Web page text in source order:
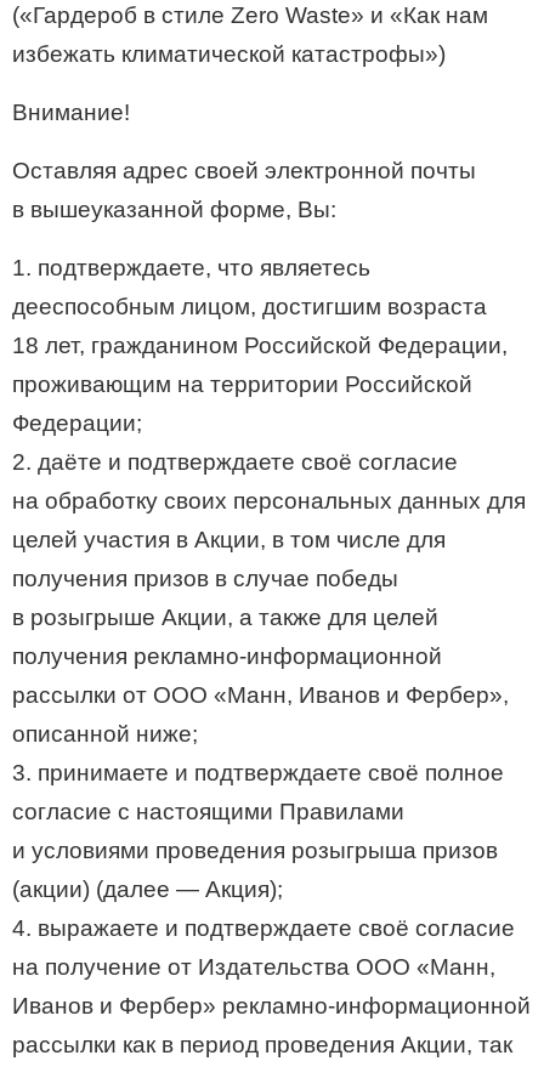
(«Гардероб в стиле Zero Waste» и «Как нам
избежать климатической катастрофы»)
Внимание!
Оставляя адрес своей электронной почты
в вышеуказанной форме, Вы:
1. подтверждаете, что являетесь
дееспособным лицом, достигшим возраста
18 лет, гражданином Российской Федерации,
проживающим на территории Российской
Федерации;
2. даёте и подтверждаете своё согласие
на обработку своих персональных данных для
целей участия в Акции, в том числе для
получения призов в случае победы
в розыгрыше Акции, а также для целей
получения рекламно-информационной
рассылки от ООО «Манн, Иванов и Фербер»,
описанной ниже;
3. принимаете и подтверждаете своё полное
согласие с настоящими Правилами
и условиями проведения розыгрыша призов
(акции) (далее — Акция);
4. выражаете и подтверждаете своё согласие
на получение от Издательства ООО «Манн,
Иванов и Фербер» рекламно-информационной
рассылки как в период проведения Акции, так